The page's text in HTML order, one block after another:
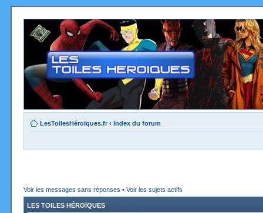
LesToilesHéroïques.fr ‹ Index du forum
Voir les messages sans réponses • Voir les sujets actifs
LES TOILES HÉROÏQUES